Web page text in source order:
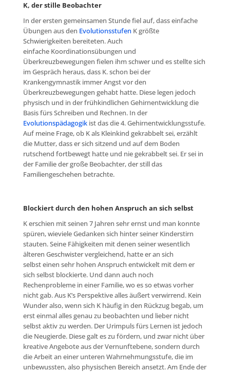
K, der stille Beobachter
In der ersten gemeinsamen Stunde fiel auf, dass einfache
Übungen aus den Evolutionsstufen K größte
Schwierigkeiten bereiteten. Auch
einfache Koordinationsübungen und
Überkreuzbewegungen fielen ihm schwer und es stellte sich
im Gespräch heraus, dass K. schon bei der
Krankengymnastik immer Angst vor den
Überkreuzbewegungen gehabt hatte. Diese legen jedoch
physisch und in der frühkindlichen Gehirnentwicklung die
Basis fürs Schreiben und Rechnen. In der
Evolutionspädagogikist das die 4. Gehirnentwicklungsstufe.
Auf meine Frage, ob K als Kleinkind gekrabbelt sei, erzählt
die Mutter, dass er sich sitzend und auf dem Boden
rutschend fortbewegt hatte und nie gekrabbelt sei. Er sei in
der Familie der große Beobachter, der still das
Familiengeschehen betrachte.
Blockiert durch den hohen Anspruch an sich selbst
K erschien mit seinen 7 Jahren sehr ernst und man konnte
spüren, wieviele Gedanken sich hinter seiner Kinderstirn
stauten. Seine Fähigkeiten mit denen seiner wesentlich
älteren Geschwister vergleichend, hatte er an sich
selbst einen sehr hohen Anspruch entwickelt mit dem er
sich selbst blockierte. Und dann auch noch
Rechenprobleme in einer Familie, wo es so etwas vorher
nicht gab. Aus K’s Perspektive alles äußert verwirrend. Kein
Wunder also, wenn sich K häufig in den Rückzug begab, um
erst einmal alles genau zu beobachten und lieber nicht
selbst aktiv zu werden. Der Urimpuls fürs Lernen ist jedoch
die Neugierde. Diese galt es zu fördern, und zwar nicht über
kreative Angebote aus der Vernunftebene, sondern durch
die Arbeit an einer unteren Wahrnehmungsstufe, die im
unbewussten, also physischen Bereich ansetzt. Am Ende der